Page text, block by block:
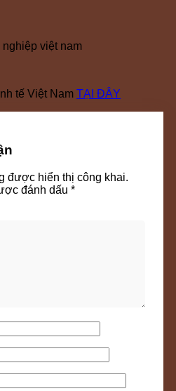
nghiệp việt nam
tế Việt Nam TẠI ĐÂY
được hiển thị công khai.
đánh dấu *